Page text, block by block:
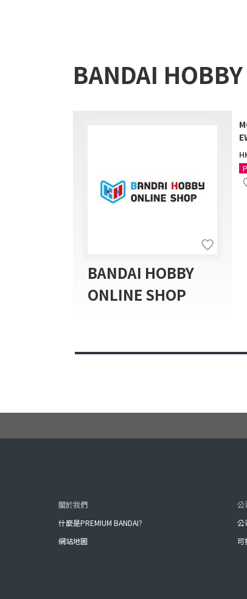
BANDAI
BANDAI HOBBY
ONLINE SHOP
關於我們
什麼是PREMIUM BANDAI?
網站地圖
公
公
可